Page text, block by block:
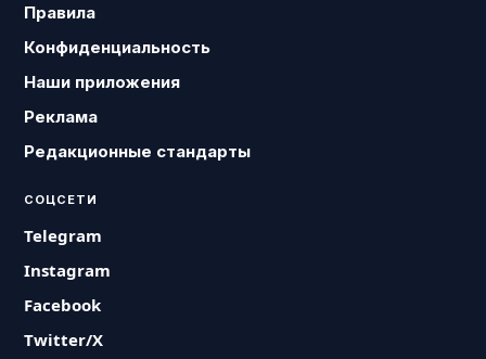
Правила
Конфиденциальность
Наши приложения
Реклама
Редакционные стандарты
СОЦСЕТИ
Telegram
Instagram
Facebook
Twitter/X